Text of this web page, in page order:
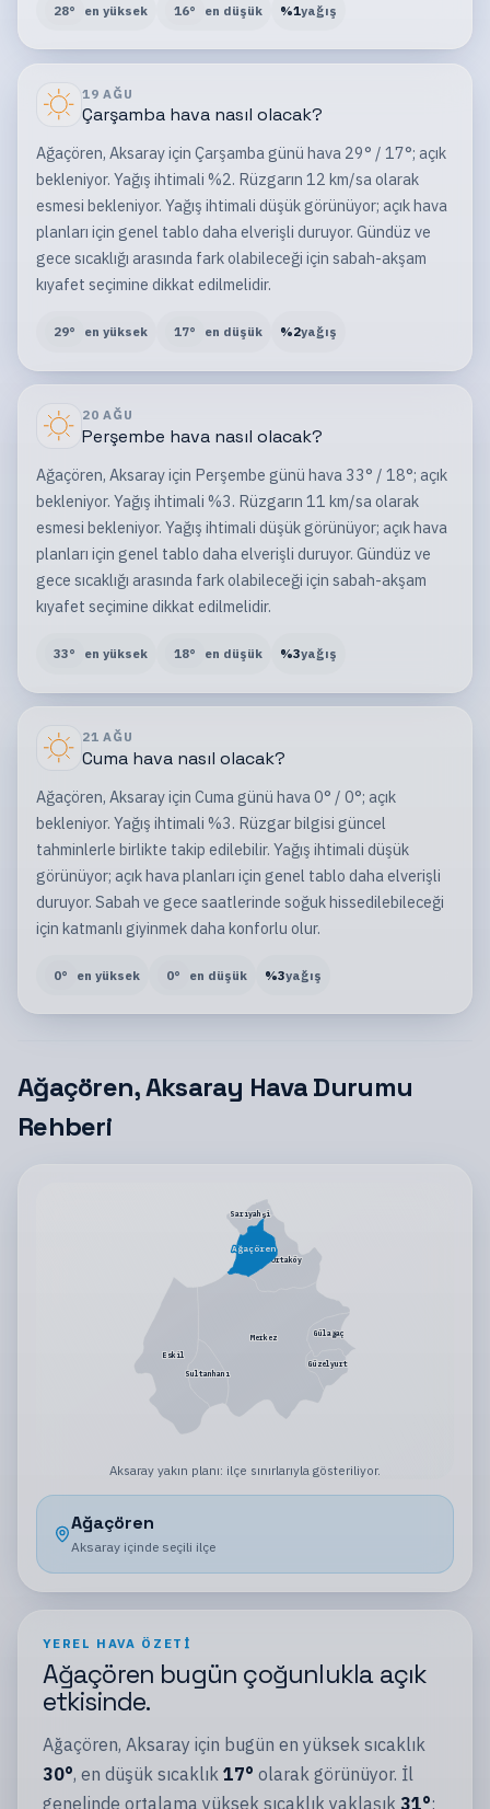
28° en yüksek 16° en düşük %1yağış
19 AĞU
Çarşambahava nasıl olacak?
Ağaçören, Aksaray için Çarşamba günü hava 29° / 17°; açık
bekleniyor. Yağış ihtimali %2. Rüzgarın 12 km/sa olarak
esmesi bekleniyor. Yağış ihtimali düşük görünüyor; açık hava
planları için genel tablo daha elverişli duruyor. Gündüz ve
gece sıcaklığı arasında fark olabileceği için sabah-akşam
kıyafet seçimine dikkat edilmelidir.
29° en yüksek 17° en düşük %2yağış
20 AĞU
Perşembe hava nasıl olacak?
Ağaçören, Aksaray için Perşembe günü hava 33° / 18°; açık
bekleniyor. Yağış ihtimali %3. Rüzgarın 11 km/sa olarak
esmesi bekleniyor. Yağış ihtimali düşük görünüyor; açık hava
planları için genel tablo daha elverişli duruyor. Gündüz ve
gece sıcaklığı arasında fark olabileceği için sabah-akşam
kıyafet seçimine dikkat edilmelidir.
33° en yüksek 18° en düşük %3yağış
21 AĞU
Cumahava nasıl olacak?
Ağaçören, Aksaray için Cuma günü hava 0° / 0°; açık
bekleniyor. Yağış ihtimali %3. Rüzgar bilgisi güncel
tahminlerle birlikte takip edilebilir. Yağış ihtimali düşük
görünüyor; açık hava planları için genel tablo daha elverişli
duruyor. Sabah ve gece saatlerinde soğuk hissedilebileceği
için katmanlı giyinmek daha konforlu olur.
0° en yüksek 0° en düşük %3yağış
Ağaçören, Aksaray Hava Durumu
Rehberi
Merkez
Eskil
Gülağaç
Güzelyurt
Ortaköy
Sarıyahşi
Sultanhanı
Ağaçören
Aksaray yakın planı: ilçe sınırlarıyla gösteriliyor.
Ağaçören
Aksaray içinde seçili ilçe
YEREL HAVA ÖZETI
Ağaçören bugün çoğunlukla açık
etkisinde.
Ağaçören, Aksaray için bugün en yüksek sıcaklık
30°, en düşük sıcaklık 17° olarak görünüyor. İl
genelinde ortalama yüksek sıcaklık yaklaşık 31°;